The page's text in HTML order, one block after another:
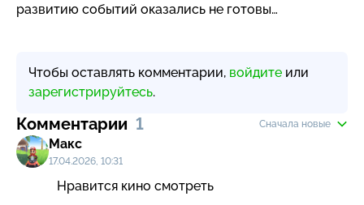
развитию событий оказались не готовы…
Чтобы оставлять комментарии, войдите или
зарегистрируйтесь.
Комментарии 1 Сначала новые
Макс
17.04.2026, 10:31
Нравится кино смотреть